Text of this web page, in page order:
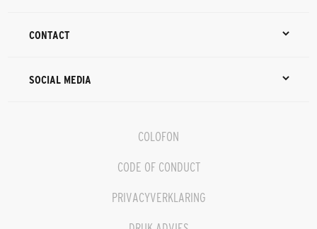
CONTACT
SOCIAL MEDIA
COLOFON
CODE OF CONDUCT
PRIVACYVERKLARING